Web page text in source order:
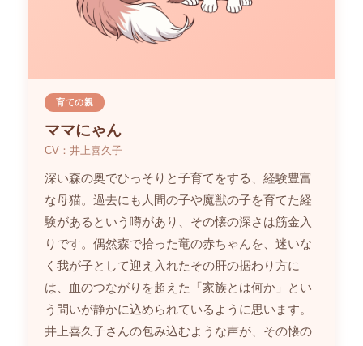
育ての親
ママにゃん
CV：井上喜久子
深い森の奥でひっそりと子育てをする、経験豊富
な母猫。過去にも人間の子や魔獣の子を育てた経
験があるという噂があり、その懐の深さは筋金入
りです。偶然森で拾った竜の赤ちゃんを、迷いな
く我が子として迎え入れたその肝の据わり方に
は、血のつながりを超えた「家族とは何か」とい
う問いが静かに込められているように思います。
井上喜久子さんの包み込むような声が、その懐の